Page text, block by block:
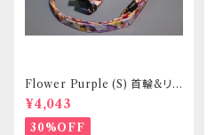
Flower Purple (S) 首輪&リ
ードセット _ 小型犬・小柄な中
型犬向き _ フントヒュッテオリジ
ナル
¥4,043
30%OFF